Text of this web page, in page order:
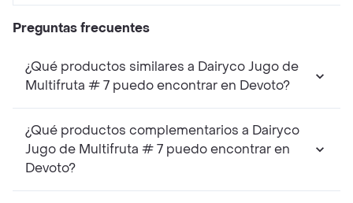
Preguntas frecuentes
¿Qué productos similares a Dairyco Jugo de
Multifruta # 7 puedo encontrar en Devoto?
¿Qué productos complementarios a Dairyco
Jugo de Multifruta # 7 puedo encontrar en
Devoto?